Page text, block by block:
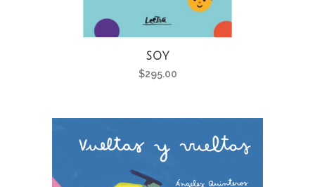
SOY
$295.00